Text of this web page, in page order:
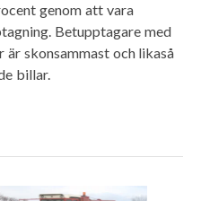
genom att vara
Betupptagare med
skonsammast och likaså
billar.